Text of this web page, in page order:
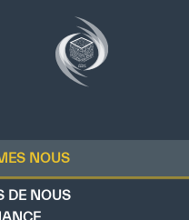
NOUS
DE NOUS